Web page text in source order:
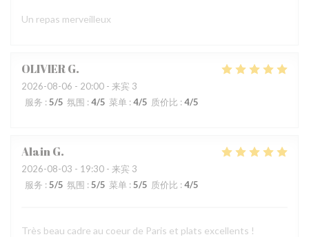
Un repas merveilleux
OLIVIERG
2026-08-06 - 20:00 - 来宾 3
服务 : 5/5 氛围 : 4/5 菜单 : 4/5 质价比 : 4/5
AlainG
2026-08-03 - 19:30 - 来宾 3
服务 : 5/5 氛围 : 5/5 菜单 : 5/5 质价比 : 4/5
Très beau cadre au coeur de Paris et plats excellents !